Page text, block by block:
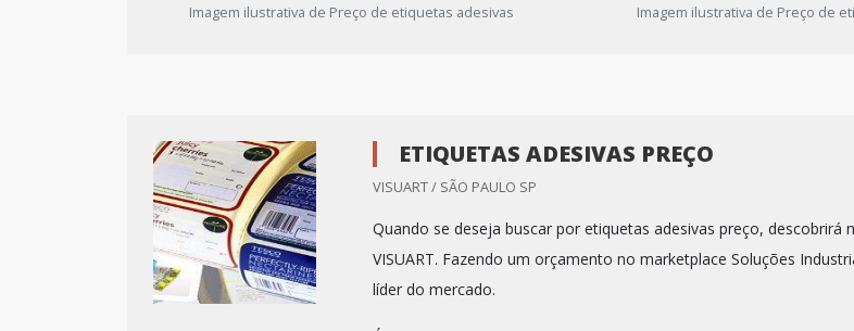
Imagem ilustrativa de Preço de etiquetas adesivas Imagem ilustrativa de Preço de
ETIQUETAS ADESIVAS PREÇO
VISUART / SÃO PAULO SP
Quando se deseja buscar por etiquetas adesivas preço, descobrirá
VISUART. Fazendo um orçamento no marketplace Soluções
líder do mercado.